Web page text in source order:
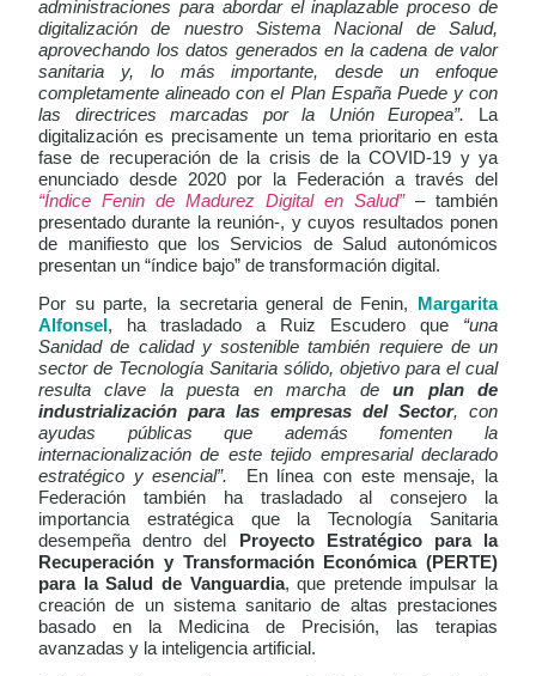
administraciones para abordar el inaplazable proceso de
digitalización de nuestro Sistema Nacional de Salud,
aprovechando los datos generados en la cadena de valor
sanitaria y, lo más importante, desde un enfoque
completamente alineado con el Plan España Puede y con
las directrices marcadas por la Unión Europea”.
La
digitalización es precisamente un tema prioritario en esta
fase de recuperación de la crisis de la COVID-19 y ya
enunciado desde 2020 por la Federación a través del
“Índice Fenin de Madurez Digital en Salud”– también
presentado durante la reunión-, y cuyos resultados ponen
de manifiesto que los Servicios de Salud autonómicos
presentan un “índice bajo” de transformación digital.
Por su parte, la secretaria general de Fenin,
Margarita
Alfonsel , ha trasladado a Ruiz Escudero que “una
Sanidad de calidad y sostenible también requiere de un
sector de Tecnología Sanitaria sólido, objetivo para el cual
resulta clave la puesta en marcha deun plan de
industrialización para las empresas del Sector, con
ayudas públicas que además fomenten la
internacionalización de este tejido empresarial declarado
estratégico y esencial”.
En línea con este mensaje, la
Federación también ha trasladado al consejero la
importancia estratégica que la Tecnología Sanitaria
desempeña dentro del
Proyecto Estratégico para la
Recuperación y Transformación Económica (PERTE)
para la Salud de Vanguardia, que pretende impulsar la
creación de un sistema sanitario de altas prestaciones
basado en la Medicina de Precisión, las terapias
avanzadas y la inteligencia artificial.